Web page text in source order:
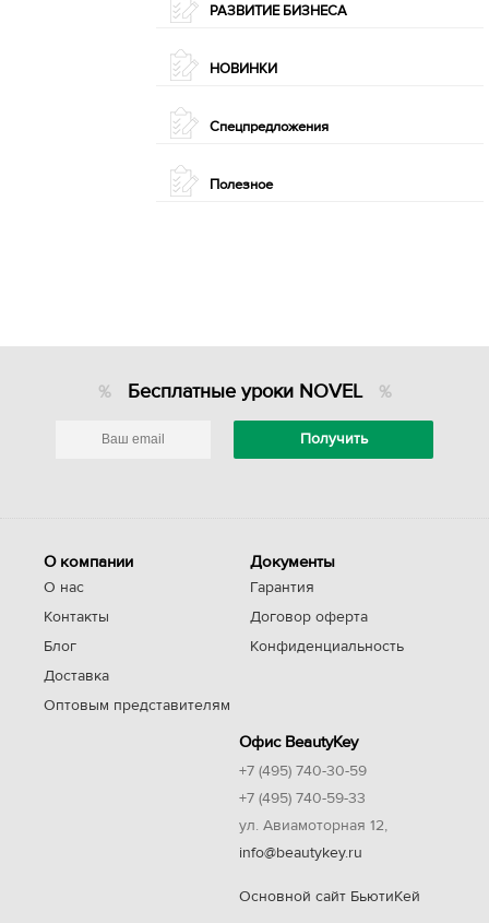
РАЗВИТИЕ БИЗНЕСА
НОВИНКИ
Спецпредложения
Полезное
Бесплатные уроки NOVEL
О компании
О нас
Контакты
Блог
Доставка
Оптовым представителям
Документы
Гарантия
Договор оферта
Конфиденциальность
Офис BeautyKey
+7 (495) 740-30-59
+7 (495) 740-59-33
ул. Авиамоторная 12,
info@beautykey.ru
Основной сайт БьютиКей